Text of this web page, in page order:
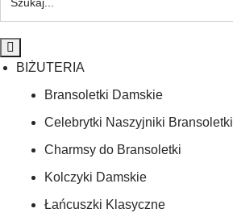
BIŻUTERIA
Bransoletki Damskie
Celebrytki Naszyjniki Bransoletki
Charmsy do Bransoletki
Kolczyki Damskie
Łańcuszki Klasyczne